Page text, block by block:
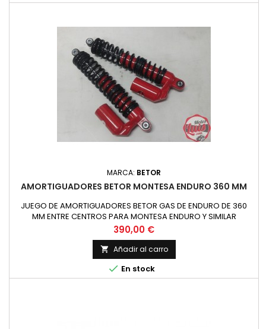
MARCA: BETOR
AMORTIGUADORES BETOR MONTESA ENDURO 360 MM
JUEGO DE AMORTIGUADORES BETOR GAS DE ENDURO DE 360
MM ENTRE CENTROS PARA MONTESA ENDURO Y SIMILAR
Precio
390,00 €
 Añadir al carro
 En stock